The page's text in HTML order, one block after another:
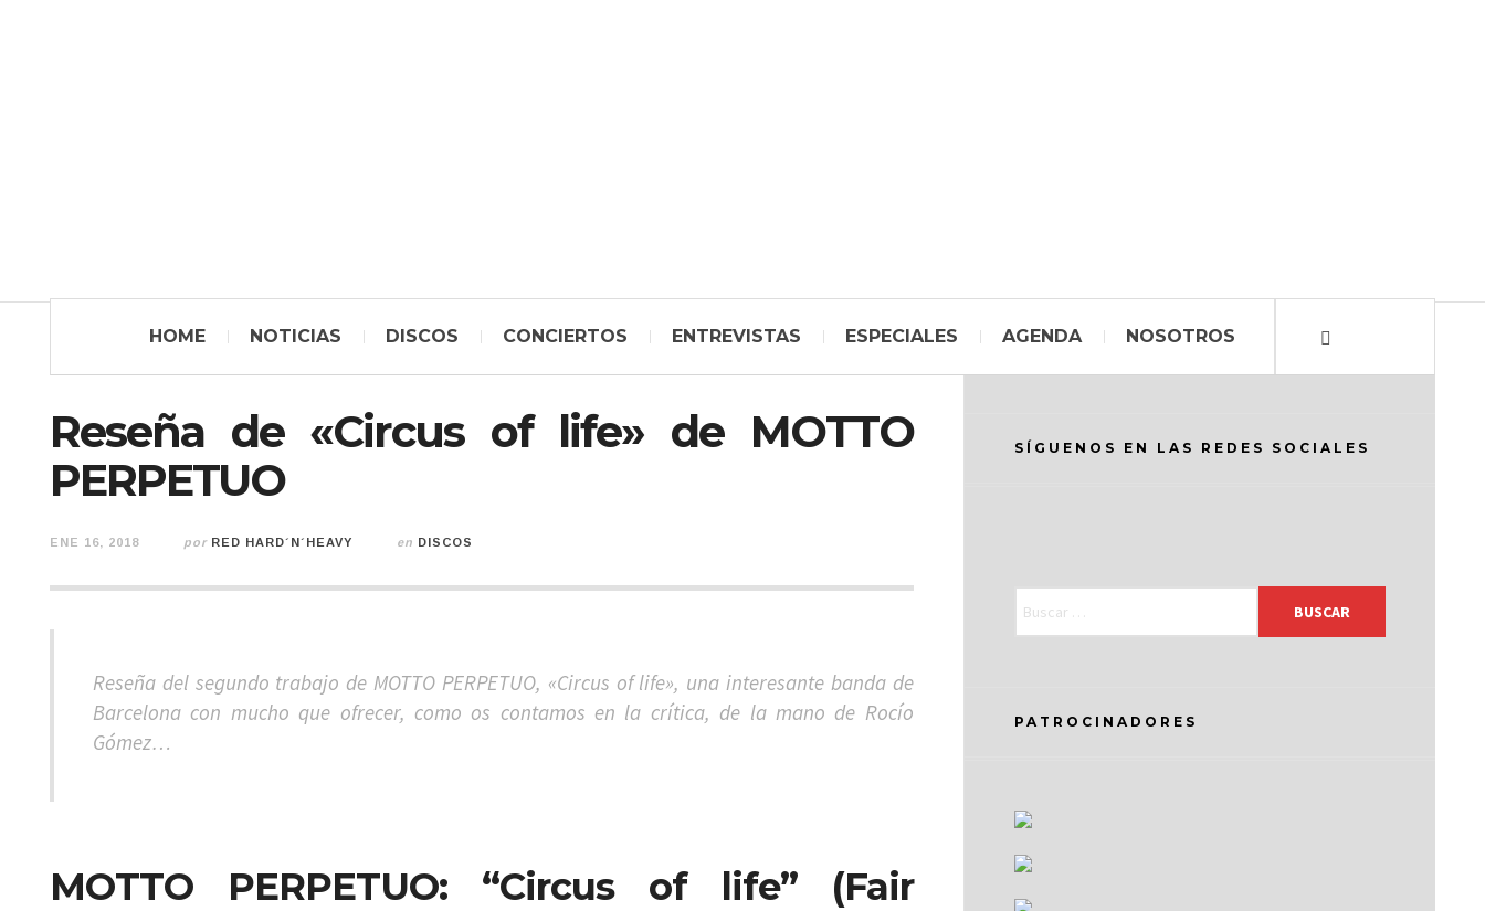
HOME NOTICIAS DISCOS CONCIERTOS ENTREVISTAS ESPECIALES AGENDA NOSOTROS
Reseña de «Circus of life» de MOTTO
PERPETUO
ENE 16, 2018 por RED HARD´N´HEAVY en DISCOS
Reseña del segundo trabajo de MOTTO PERPETUO, «Circus of life», una interesante banda de
Barcelona con mucho que ofrecer, como os contamos en la crítica, de la mano de Rocío
Gómez…
MOTTO PERPETUO: “Circus of life” (Fair
SÍGUENOS EN LAS REDES SOCIALES
PATROCINADORES